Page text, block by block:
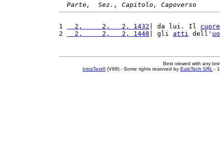
Parte,  Sez., Capitolo, Capoverso
1
  2,     2,   2, 1432
| da lui. Il cuore
2
  2,     2,   2, 1448
| gli atti dell'
Best viewed with any
IntraText®(V89) - Some rights reserved by EuloTech SRL -